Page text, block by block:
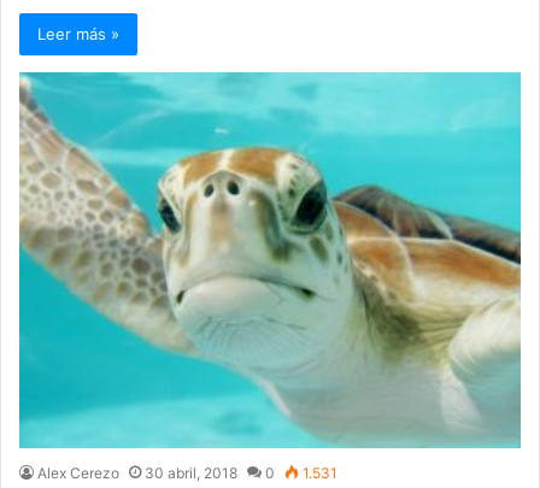
Leer más »
Alex Cerezo 30 abril, 2018 0 1.531